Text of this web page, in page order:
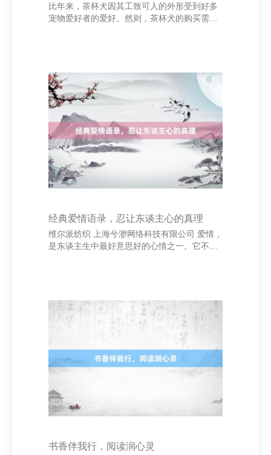
比年来，茶杯犬因其工致可人的外形受到好多
宠物爱好者的爱好。然则，茶杯犬的购买需严
正今日禀，能提供健康解释和疫苗纪录。此
外，可通过网罗平台如“狗狗之家”“宠物之家”等
查找信誉遍及的衍生者，但需扎眼核实其天
禀，幸免遭受违警来回。 其次，部分东谈主会
选拔通过酬酢媒体或宠物论坛寻找卖家，这种
边幅虽方便，但风险较高。冷落在来回前实地
考研犬
经典爱情语录，忍让东谈主心的真理
维尔派纺织 上海兮渺网络科技有限公司 爱情，
是东谈主生中最好意思好的心情之一。它不仅
是抒发爱意的方式，更是痛快与包袱的标志。
信得过的心情，不在于丽都的辞藻，而在于无
时无刻的奉陪与默契。正如一句经典语录所
说：“爱情不是互相审视，而是所有这个词望向
归并个标的。”信得过的爱情，是两个东谈主共
同成长，联袂濒临生计的风风雨雨。 在爱情
书香伴我行，阅读润心灵